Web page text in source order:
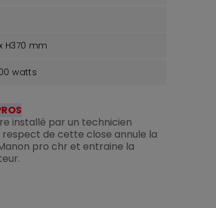
H370 mm
watts
installé par un technicien
de cette close annule la
pro chr et entraine la